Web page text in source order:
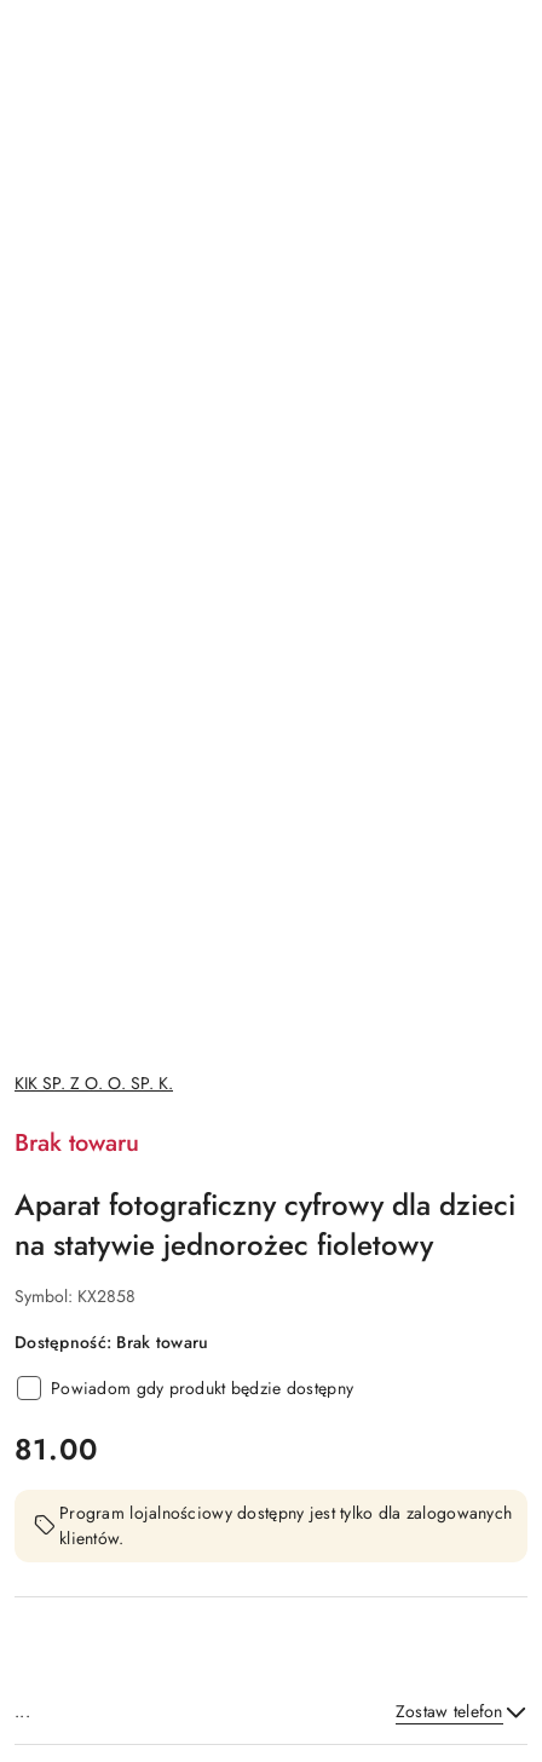
NAZWA
PRODUCENTA:
KIK SP. Z O. O. SP. K.
Brak towaru
Aparat fotograficzny cyfrowy dla dzieci
na statywie jednorożec fioletowy
Symbol: KX2858
Dostępność: Brak towaru
Powiadom gdy produkt będzie dostępny
cena:
81.00
Program lojalnościowy dostępny jest tylko dla zalogowanych
klientów.
... Zostaw telefon